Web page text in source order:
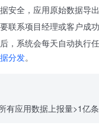
安全，应用原始数据导
联系项目经理或客户成
，系统会每天自动执行
分发。
有应用数据上报量>1亿